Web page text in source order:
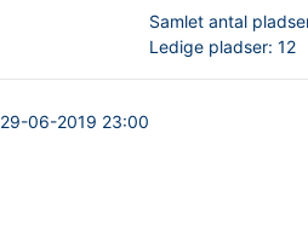
Samlet antal
Ledige pladser: 12
29-06-2019 23:00